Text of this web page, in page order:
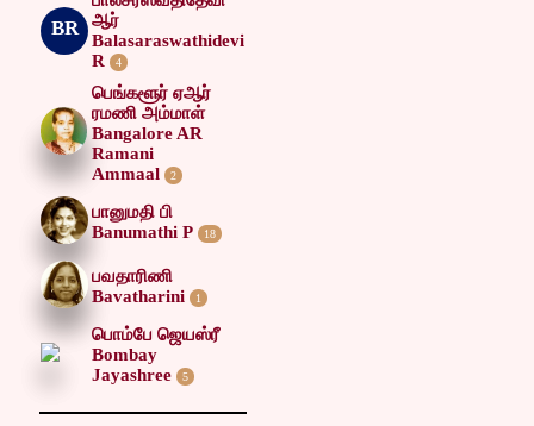
BR
ஆர்
Balasaraswathidevi
R
4
பெங்களூர் ஏஆர்
ரமணி அம்மாள்
Bangalore AR
Ramani
Ammaal
2
பானுமதி பி
Banumathi P
18
பவதாரிணி
Bavatharini
1
பொம்பே ஜெயஸ்ரீ
Bombay
Jayashree
5